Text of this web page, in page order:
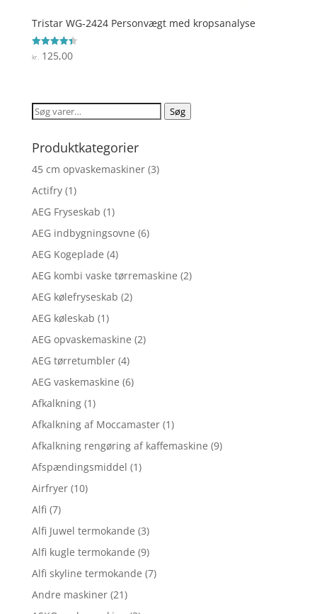
Tristar WG-2424 Personvægt med kropsanalyse
Vurderet
4.4
kr.125,00
Søg
Søg
Produktkategorier
45 cm opvaskemaskiner (3)
Actifry (1)
AEG Fryseskab (1)
AEG indbygningsovne (6)
AEG Kogeplade (4)
AEG kombi vaske tørremaskine (2)
AEG kølefryseskab (2)
AEG køleskab (1)
AEG opvaskemaskine (2)
AEG tørretumbler (4)
AEG vaskemaskine (6)
Afkalkning (1)
Afkalkning af Moccamaster (1)
Afkalkning rengøring af kaffemaskine (9)
Afspændingsmiddel (1)
Airfryer (10)
Alfi (7)
Alfi Juwel termokande (3)
Alfi kugle termokande (9)
Alfi skyline termokande (7)
Andre maskiner (21)